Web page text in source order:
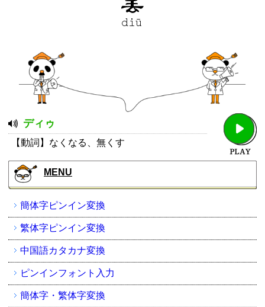
ディゥ
【動詞】なくなる、無くす
MENU
簡体字ピンイン変換
繁体字ピンイン変換
中国語カタカナ変換
ピンインフォント入力
簡体字・繁体字変換